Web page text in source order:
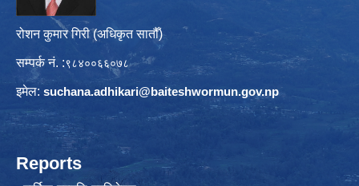
रोशन कुमार गिरी (अधिकृत सातौँ)
सम्पर्क नं. :९८४००६६०७८
इमेल: suchana.adhikari@baiteshwormun.gov.np
Reports